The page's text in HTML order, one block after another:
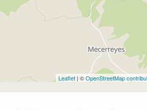
Leaflet | ©OpenStreetMap